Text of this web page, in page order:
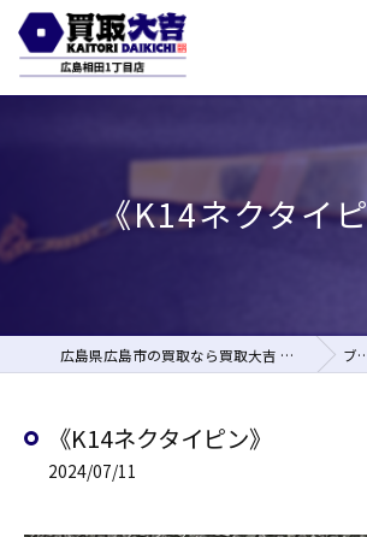
《K14ネクタイ
広島県広島市の買取なら買取大吉 広島相田1丁目店 ブログ
《K14ネクタイピン》
2024/07/11